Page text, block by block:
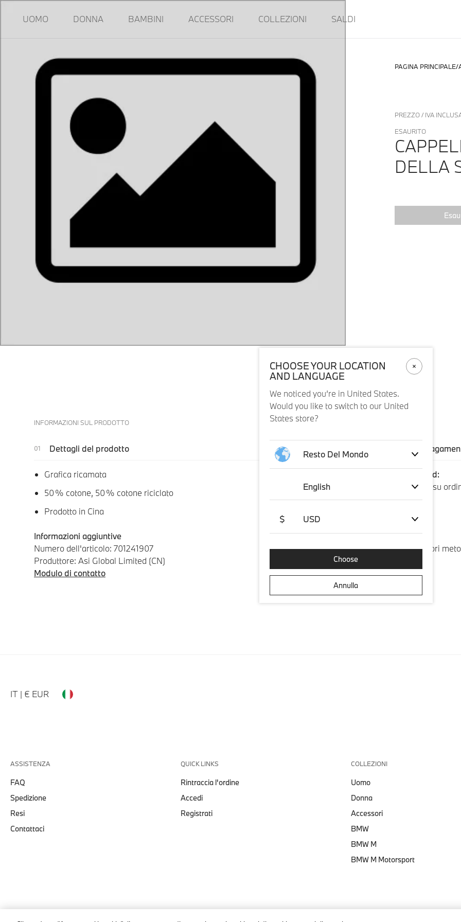
UOMO DONNA BAMBINI ACCESSORI COLLEZIONI SALDI
PAGINA PRINCIPALE
PREZZO / IVA
ESAURITO
DELLA
INFORMAZIONI SUL PRODOTTO
Dettagli del prodotto
Grafica ricamata
50 % cotone, 50 % cotone riciclato
Prodotto in Cina
Informazioni aggiuntive
Numero dell'articolo: 701241907
Produttore: Asi Global Limited (CN)
Modulo di contatto
Spedizione e
Spedizione standard:
Spedizione gratuita su
di €5.95
Pagamento:
Accettiamo i maggiori
Ulteriori dettagli
IT | € EUR
CHOOSE YOUR LOCATION
AND LANGUAGE
We noticed you’re in United States.
Would you like to switch to our United
States store?
Resto Del Mondo
English
$ USD
Choose
Annulla
ASSISTENZA
FAQ
Spedizione
Resi
Contattaci
QUICK LINKS
Rintraccia l'ordine
Accedi
Registrati
COLLEZIONI
Uomo
Donna
Accessori
BMW
BMW M
BMW M Motorsport